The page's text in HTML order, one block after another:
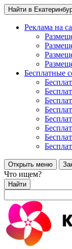
Найти в
Реклама на
Бесплатные
Открыть меню
Что ищем?
Найти